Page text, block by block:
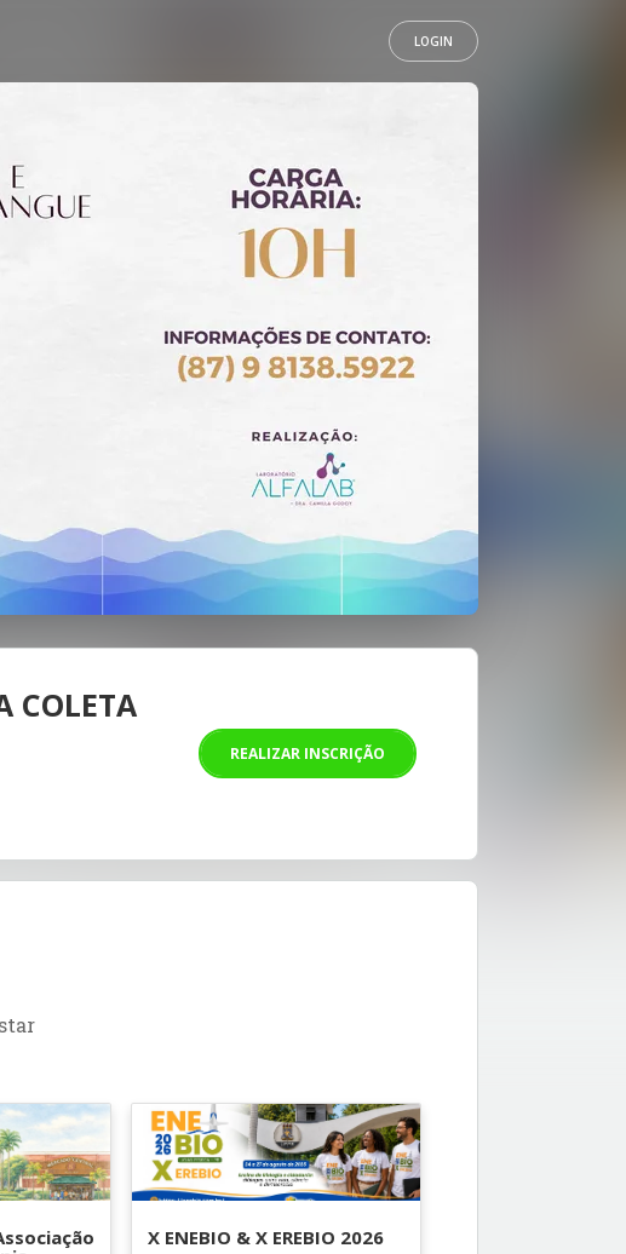
LOGIN
COLETA
REALIZAR INSCRIÇÃO
X ENEBIO & X EREBIO 2026